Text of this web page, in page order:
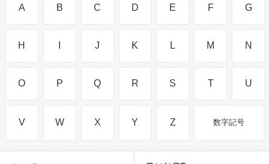
A B C D E F G
H J K L M N
O P Q R S T U
V W X Y Z 数字記号